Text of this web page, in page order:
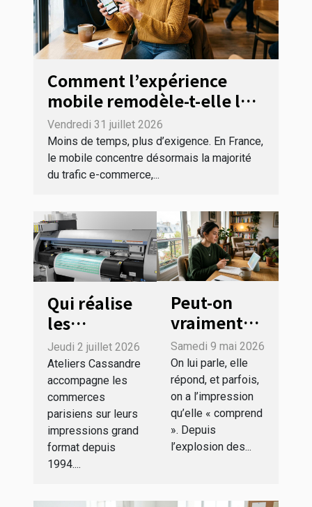
Comment l’expérience
mobile remodèle-t-elle le
tunnel de conversion en e-
commerce ?
Vendredi 31 juillet 2026
Moins de temps, plus d’exigence. En France,
le mobile concentre désormais la majorité
du trafic e-commerce,...
Qui réalise
les
impressions
grand
format des
commerces
à Paris ?
Jeudi 2 juillet 2026
Ateliers Cassandre
accompagne les
commerces
parisiens sur leurs
impressions grand
format depuis
1994....
Peut-on
vraiment
dialoguer
avec une
intelligence
artificielle
sans perdre
le fil ?
Samedi 9 mai 2026
On lui parle, elle
répond, et parfois,
on a l’impression
qu’elle « comprend
». Depuis
l’explosion des...